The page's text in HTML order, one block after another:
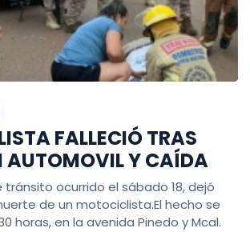
FALLECIÓ TRAS
AUTOMOVIL Y CAÍDA
ocurrido el sábado 18, dejó
de un motociclista.El hecho se
horas, en la avenida Pinedo y Mcal.